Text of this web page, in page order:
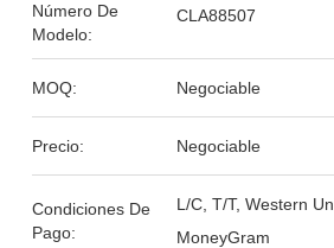
Número De
Modelo:
CLA88507
MOQ: Negociable
Precio: Negociable
Condiciones De
Pago:
L/C, T/T, Western
MoneyGram